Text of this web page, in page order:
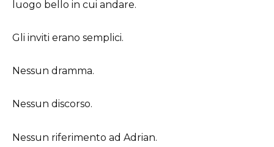
luogo bello in cui andare.
Gli inviti erano semplici.
Nessun dramma.
Nessun discorso.
Nessun riferimento ad Adrian.